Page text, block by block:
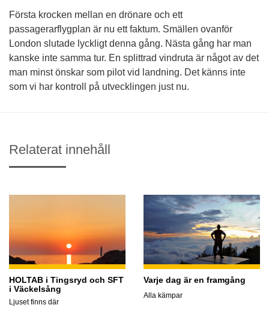
Första krocken mellan en drönare och ett
passagerarflygplan är nu ett faktum. Smällen ovanför
London slutade lyckligt denna gång. Nästa gång har man
kanske inte samma tur. En splittrad vindruta är något av det
man minst önskar som pilot vid landning. Det känns inte
som vi har kontroll på utvecklingen just nu.
Relaterat innehåll
HOLTAB i Tingsryd och SFT
i Väckelsång
Ljuset finns där
Varje dag är en framgång
Alla kämpar